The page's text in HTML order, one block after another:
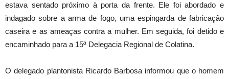
estava sentado próximo à porta da frente. Ele foi abordado e
indagado sobre a arma de fogo, uma espingarda de fabricação
caseira e as ameaças contra a mulher. Em seguida, foi detido e
encaminhado para a 15ª Delegacia Regional de Colatina.
O delegado plantonista Ricardo Barbosa informou que o homem